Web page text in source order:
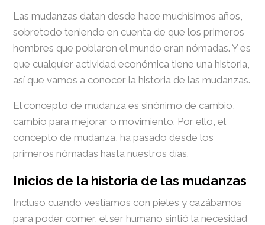
Las mudanzas datan desde hace muchísimos años,
sobretodo teniendo en cuenta de que los primeros
hombres que poblaron el mundo eran nómadas. Y es
que cualquier actividad económica tiene una historia,
así que vamos a conocer la historia de las mudanzas.
El concepto de mudanza es sinónimo de cambio,
cambio para mejorar o movimiento. Por ello, el
concepto de mudanza, ha pasado desde los
primeros nómadas hasta nuestros días.
Inicios de la historia de las mudanzas
Incluso cuando vestíamos con pieles y cazábamos
para poder comer, el ser humano sintió la necesidad